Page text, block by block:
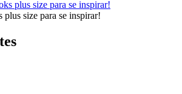
size para se inspirar!